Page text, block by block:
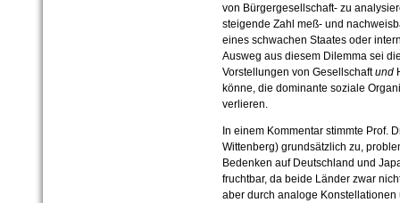
von Bürgergesellschaft- zu
steigende Zahl meß- und
eines schwachen Staates oder
Ausweg aus diesem Dilemma sei
Vorstellungen von Gesellschaftund
könne, die dominante soziale
verlieren.
In einem Kommentar stimmte Prof.
Wittenberg) grundsätzlich zu,
Bedenken auf Deutschland und
fruchtbar, da beide Länder zwar
aber durch analoge